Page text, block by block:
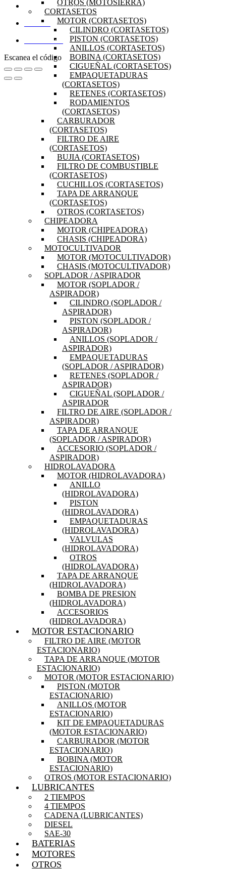
OTROS (MOTOSIERRA)
CORTASETOS
MOTOR (CORTASETOS)
CILINDRO (CORTASETOS)
PISTON (CORTASETOS)
ANILLOS (CORTASETOS)
BOBINA (CORTASETOS)
CIGUEÑAL (CORTASETOS)
EMPAQUETADURAS
(CORTASETOS)
RETENES (CORTASETOS)
RODAMIENTOS
(CORTASETOS)
CARBURADOR
(CORTASETOS)
FILTRO DE AIRE
(CORTASETOS)
BUJIA (CORTASETOS)
FILTRO DE COMBUSTIBLE
(CORTASETOS)
CUCHILLOS (CORTASETOS)
TAPA DE ARRANQUE
(CORTASETOS)
OTROS (CORTASETOS)
CHIPEADORA
MOTOR (CHIPEADORA)
CHASIS (CHIPEADORA)
MOTOCULTIVADOR
MOTOR (MOTOCULTIVADOR)
CHASIS (MOTOCULTIVADOR)
SOPLADOR / ASPIRADOR
MOTOR (SOPLADOR /
ASPIRADOR)
CILINDRO (SOPLADOR /
ASPIRADOR)
PISTON (SOPLADOR /
ASPIRADOR)
ANILLOS (SOPLADOR /
ASPIRADOR)
EMPAQUETADURAS
(SOPLADOR / ASPIRADOR)
RETENES (SOPLADOR /
ASPIRADOR)
CIGUEÑAL (SOPLADOR /
ASPIRADOR
FILTRO DE AIRE (SOPLADOR /
ASPIRADOR)
TAPA DE ARRANQUE
(SOPLADOR / ASPIRADOR)
ACCESORIO (SOPLADOR /
ASPIRADOR)
HIDROLAVADORA
MOTOR (HIDROLAVADORA)
ANILLO
(HIDROLAVADORA)
PISTON
(HIDROLAVADORA)
EMPAQUETADURAS
(HIDROLAVADORA)
VALVULAS
(HIDROLAVADORA)
OTROS
(HIDROLAVADORA)
TAPA DE ARRANQUE
(HIDROLAVADORA)
BOMBA DE PRESION
(HIDROLAVADORA)
ACCESORIOS
(HIDROLAVADORA)
MOTOR ESTACIONARIO
FILTRO DE AIRE (MOTOR
ESTACIONARIO)
TAPA DE ARRANQUE (MOTOR
ESTACIONARIO)
MOTOR (MOTOR ESTACIONARIO)
PISTON (MOTOR
ESTACIONARIO)
ANILLOS (MOTOR
ESTACIONARIO)
KIT DE EMPAQUETADURAS
(MOTOR ESTACIONARIO)
CARBURADOR (MOTOR
ESTACIONARIO)
BOBINA (MOTOR
ESTACIONARIO)
OTROS (MOTOR ESTACIONARIO)
LUBRICANTES
2 TIEMPOS
4 TIEMPOS
CADENA (LUBRICANTES)
DIESEL
SAE-30
BATERIAS
MOTORES
OTROS
PREGUNTAS FRECUENTES
MI CUENTA
DISTRIBUIDORES
Escanea el código